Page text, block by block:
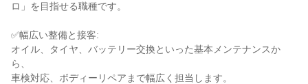
ロ」を目指せる職種です。
✅幅広い整備と接客:
オイル、タイヤ、バッテリー交換といった基本メンテナンスか
ら、
車検対応、ボディーリペアまで幅広く担当します。